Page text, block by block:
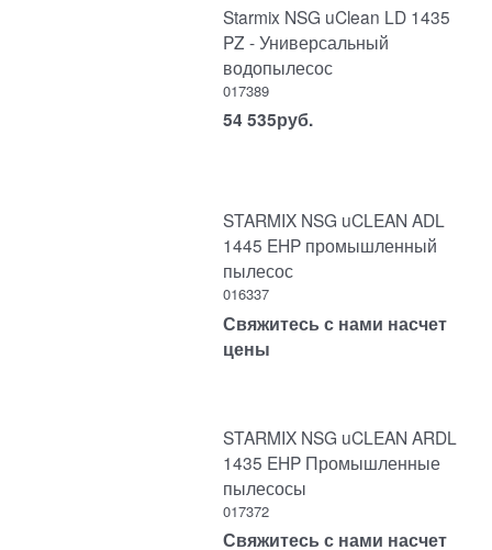
Starmix NSG uClean LD 1435
PZ - Универсальный
водопылесос
017389
54 535руб.
STARMIX NSG uCLEAN ADL
1445 EHP промышленный
пылесос
016337
Свяжитесь с нами насчет
цены
STARMIX NSG uCLEAN ARDL
1435 EHP Промышленные
пылесосы
017372
Свяжитесь с нами насчет